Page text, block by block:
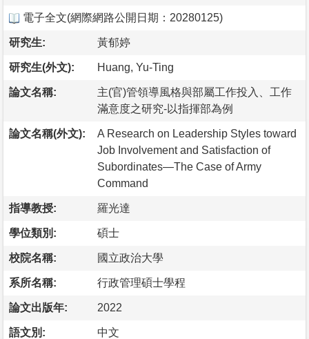
電子全文(網際網路公開日期：20280125)
研究生: 黃郁婷
研究生(外文): Huang, Yu-Ting
論文名稱:
主(官)管領導風格與部屬工作投入、工作
滿意度之研究-以指揮部為例
論文名稱(外文):
A Research on Leadership Styles toward
Job Involvement and Satisfaction of
Subordinates—The Case of Army
Command
指導教授: 羅光達
學位類別: 碩士
校院名稱: 國立政治大學
系所名稱: 行政管理碩士學程
論文出版年: 2022
語文別: 中文